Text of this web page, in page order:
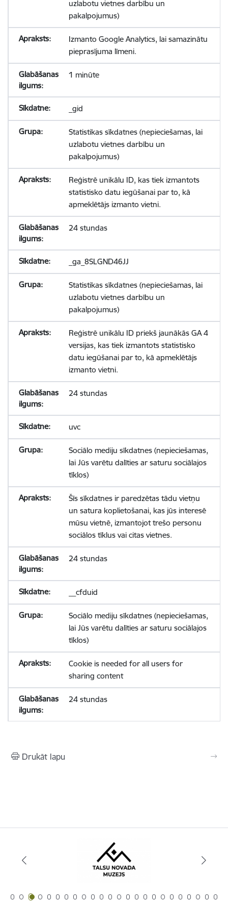
uzlabotu vietnes darbību un
pakalpojumus)
Izmanto Google Analytics, lai samazinātu
pieprasījuma līmeni.
1 minūte
_gid
Statistikas sīkdatnes (nepieciešamas, lai
uzlabotu vietnes darbību un
pakalpojumus)
Reģistrē unikālu ID, kas tiek izmantots
statistisko datu iegūšanai par to, kā
apmeklētājs izmanto vietni.
24 stundas
_ga_8SLGND46JJ
Statistikas sīkdatnes (nepieciešamas, lai
uzlabotu vietnes darbību un
pakalpojumus)
Reģistrē unikālu ID priekš jaunākās GA 4
versijas, kas tiek izmantots statistisko
datu iegūšanai par to, kā apmeklētājs
izmanto vietni.
24 stundas
uvc
Sociālo mediju sīkdatnes (nepieciešamas,
lai Jūs varētu dalīties ar saturu sociālajos
tīklos)
Šīs sīkdatnes ir paredzētas tādu vietņu
un satura koplietošanai, kas jūs interesē
mūsu vietnē, izmantojot trešo personu
sociālos tīklus vai citas vietnes.
24 stundas
__cfduid
Sociālo mediju sīkdatnes (nepieciešamas,
lai Jūs varētu dalīties ar saturu sociālajos
tīklos)
Cookie is needed for all users for
sharing content
24 stundas
Drukāt lapu